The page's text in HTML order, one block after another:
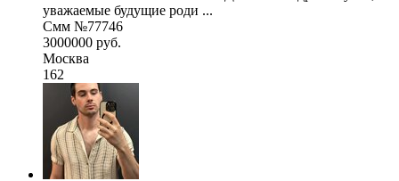
уважаемые будущие роди ...
Смм №77746
3000000 руб.
Москва
162